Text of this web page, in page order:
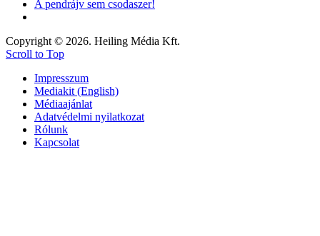
A pendrájv sem csodaszer!
Copyright © 2026. Heiling Média Kft.
Scroll to Top
Impresszum
Mediakit (English)
Médiaajánlat
Adatvédelmi nyilatkozat
Rólunk
Kapcsolat